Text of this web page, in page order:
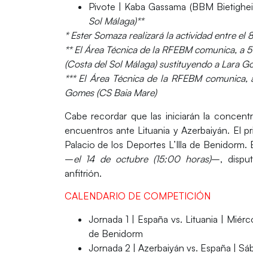
Pivote | Kaba Gassama (BBM
Sol Málaga)**
* Ester Somaza realizará la actividad entre el
** El Área Técnica de la RFEBM comunica,
(Costa del Sol Málaga) sustituyendo a Lara
*** El Área Técnica de la RFEBM
Gomes (CS Baia Mare)
Cabe recordar que las iniciarán la
encuentros ante Lituania y Azerbaiyán. El
Palacio de los Deportes L’Illa de Benidorm.
–el 14 de octubre (15:00 horas)–,
anfitrión.
CALENDARIO DE COMPETICIÓN
Jornada 1 | España vs. Lituania |
de Benidorm
Jornada 2 | Azerbaiyán vs. España |